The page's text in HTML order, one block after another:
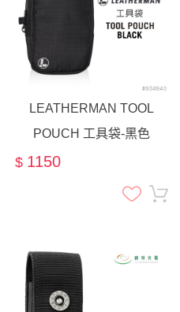
LEATHERMAN TOOL
POUCH 工具袋-黑色
$ 1150